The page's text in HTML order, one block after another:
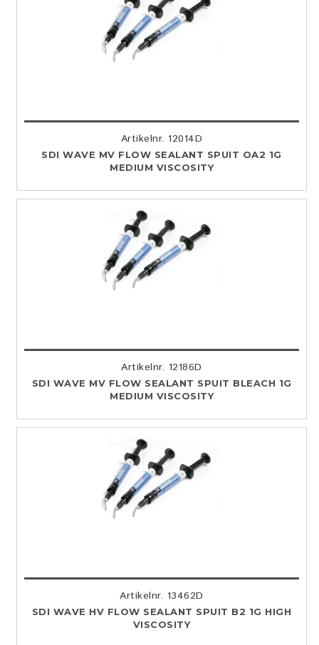
Artikelnr. 12014D
SDI WAVE MV FLOW SEALANT SPUIT OA2 1G
MEDIUM VISCOSITY
Artikelnr. 12186D
SDI WAVE MV FLOW SEALANT SPUIT BLEACH 1G
MEDIUM VISCOSITY
Artikelnr. 13462D
SDI WAVE HV FLOW SEALANT SPUIT B2 1G HIGH
VISCOSITY